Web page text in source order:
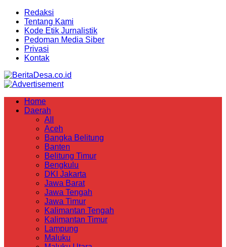
Redaksi
Tentang Kami
Kode Etik Jurnalistik
Pedoman Media Siber
Privasi
Kontak
Home
Daerah
All
Aceh
Bangka Belitung
Banten
Belitung Timur
Bengkulu
DKI Jakarta
Jawa Barat
Jawa Tengah
Jawa Timur
Kalimantan Tengah
Kalimantan Timur
Lampung
Maluku